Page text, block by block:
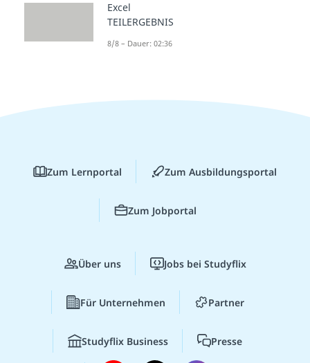
Excel
TEILERGEBNIS
8/8 – Dauer: 02:36
Zum Lernportal Zum Ausbildungsportal
Zum Jobportal
Über uns Jobs bei Studyflix
Für Unternehmen Partner
Studyflix Business Presse